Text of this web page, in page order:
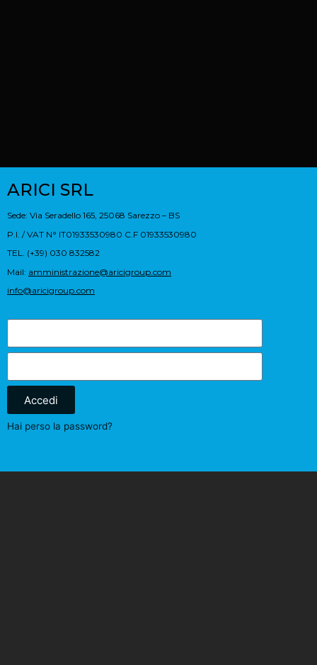
ARICI SRL
Sede: Via Seradello 165, 25068 Sarezzo – BS
P.I. / VAT N° IT01933530980 C.F 01933530980
TEL. (+39) 030 832582
Mail: amministrazione@aricigroup.com
info@aricigroup.com
Accedi
Hai perso la password?